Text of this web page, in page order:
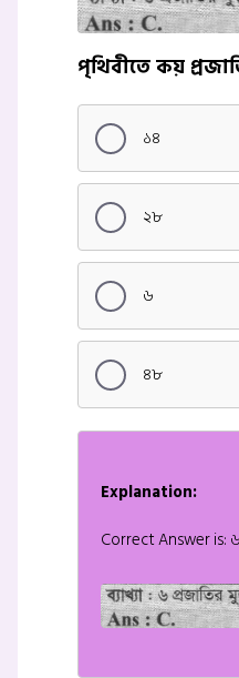
পৃথিবীতে কয়
১৪
২৮
৬
৪৮
Explanation:
Correct Answer is: ৬